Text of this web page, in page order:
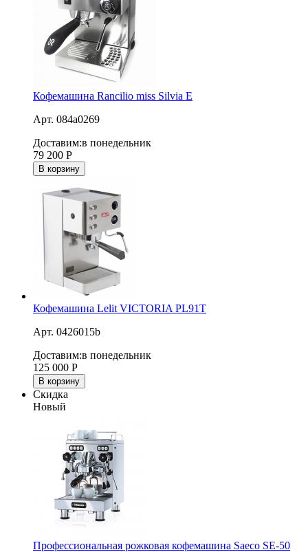
Кофемашина Rancilio miss Silvia E
Арт. 084a0269
Доставим:в понедельник
79 200 Р
В корзину
Кофемашина Lelit VICTORIA PL91T
Арт. 0426015b
Доставим:в понедельник
125 000 Р
В корзину
Скидка
Новый
Профессиональная рожковая кофемашина Saeco SE-50